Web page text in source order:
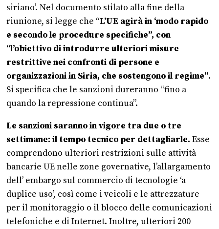
siriano’. Nel documento stilato alla fine della
riunione, si legge che “L’UE agirà in ‘modo rapido
e secondo le procedure specifiche”, con
“l’obiettivo di introdurre ulteriori misure
restrittive nei confronti di persone e
organizzazioni in Siria, che sostengono il regime”.
Si specifica che le sanzioni dureranno “fino a
quando la repressione continua”.
Le sanzioni saranno in vigore tra due o tre
settimane: il tempo tecnico per dettagliarle. Esse
comprendono ulteriori restrizioni sulle attività
bancarie UE nelle zone governative, l’allargamento
dell’ embargo sul commercio di tecnologie ‘a
duplice uso’, così come i veicoli e le attrezzature
per il monitoraggio o il blocco delle comunicazioni
telefoniche e di Internet. Inoltre, ulteriori 200